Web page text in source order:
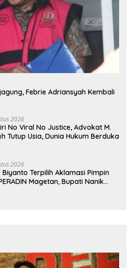
Febrie Adriansyah Kembali
2026
No Viral No Justice, Advokat M.
Tutup Usia, Dunia Hukum Berduka
2026
Terpilih Aklamasi Pimpin
Magetan, Bupati Nanik